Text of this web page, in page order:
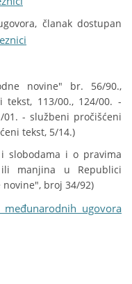
članak dostupan
novine" br. 56/90.,
tekst, 113/00., 124/00. -
01. - službeni pročišćeni
tekst, 5/14.)
slobodama i o pravima
manjina u Republici
broj 34/92)
ugovora